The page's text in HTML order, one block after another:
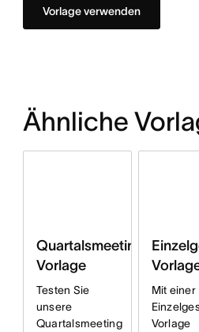
Vorlage verwenden
Ähnliche
Quartalsmeeting
Vorlage
Testen Sie
unsere
Quartalsmeeting
Mit einer
Vorlage